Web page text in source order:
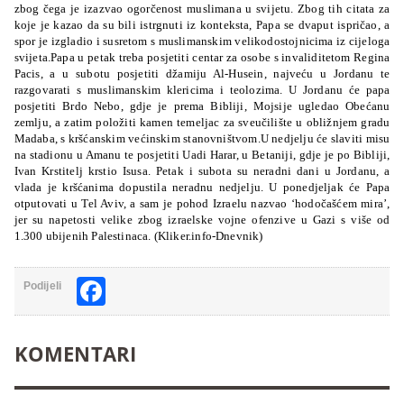
zbog čega je izazvao ogorčenost muslimana u svijetu. Zbog tih citata za
koje je kazao da su bili istrgnuti iz konteksta, Papa se dvaput ispričao, a
spor je izgladio i susretom s muslimanskim velikodostojnicima iz cijeloga
svijeta.Papa u petak treba posjetiti centar za osobe s invaliditetom Regina
Pacis, a u subotu posjetiti džamiju Al-Husein, najveću u Jordanu te
razgovarati s muslimanskim klericima i teolozima. U Jordanu će papa
posjetiti Brdo Nebo, gdje je prema Bibliji, Mojsije ugledao Obećanu
zemlju, a zatim položiti kamen temeljac za sveučilište u obližnjem gradu
Madaba, s kršćanskim većinskim stanovništvom.U nedjelju će slaviti misu
na stadionu u Amanu te posjetiti Uadi Harar, u Betaniji, gdje je po Bibliji,
Ivan Krstitelj krstio Isusa. Petak i subota su neradni dani u Jordanu, a
vlada je kršćanima dopustila neradnu nedjelju. U ponedjeljak će Papa
otputovati u Tel Aviv, a sam je pohod Izraelu nazvao ‘hodočašćem mira’,
jer su napetosti velike zbog izraelske vojne ofenzive u Gazi s više od
1.300 ubijenih Palestinaca. (Kliker.info-Dnevnik)
Podijeli
KOMENTARI